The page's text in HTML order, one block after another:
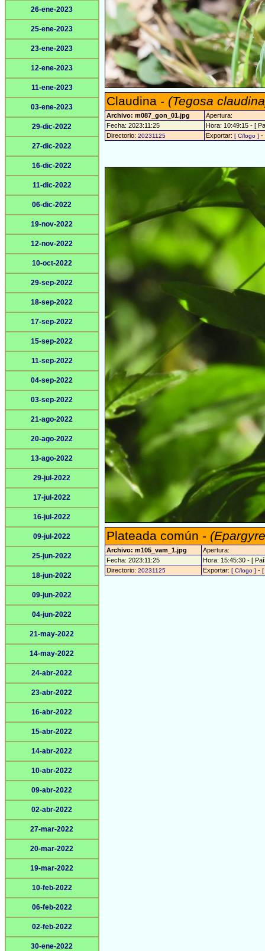
26-ene-2023
25-ene-2023
23-ene-2023
12-ene-2023
11-ene-2023
03-ene-2023
29-dic-2022
27-dic-2022
16-dic-2022
11-dic-2022
06-dic-2022
19-nov-2022
12-nov-2022
10-oct-2022
29-sep-2022
18-sep-2022
17-sep-2022
15-sep-2022
11-sep-2022
04-sep-2022
03-sep-2022
21-ago-2022
20-ago-2022
13-ago-2022
29-jul-2022
17-jul-2022
16-jul-2022
09-jul-2022
25-jun-2022
18-jun-2022
09-jun-2022
04-jun-2022
21-may-2022
14-may-2022
24-abr-2022
23-abr-2022
16-abr-2022
15-abr-2022
14-abr-2022
10-abr-2022
09-abr-2022
02-abr-2022
27-mar-2022
20-mar-2022
19-mar-2022
10-feb-2022
06-feb-2022
02-feb-2022
30-ene-2022
Claudina - (Tegosa
Archivo: m087_gon_01.jpg
Apertura:
Fecha: 2023:11:25
Hora: 10:49:15 - [
Directorio: 20231125 Exportar: [ C/logo ] -
Plateada común -
Archivo: m105_vam_1.jpg
Apertura:
Fecha: 2023:11:25
Hora: 15:45:30 - [
Directorio: 20231125 Exportar: [ C/logo ] - [